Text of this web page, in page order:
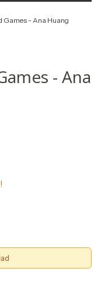
Games - Ana Huang
- Ana